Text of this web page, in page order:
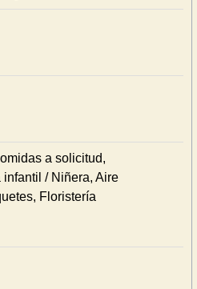
a solicitud,
/ Niñera, Aire
Floristería